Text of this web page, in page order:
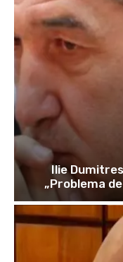
Ilie
„Problema